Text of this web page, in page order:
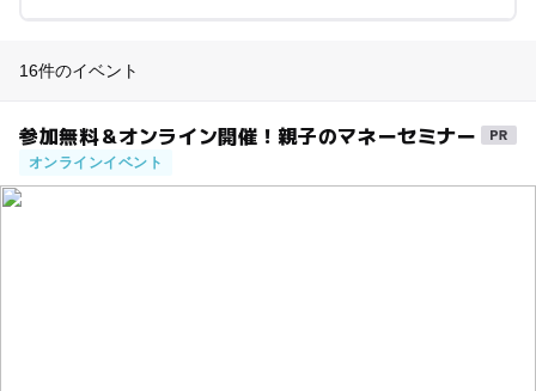
16件のイベント
参加無料＆オンライン開催！親子のマネーセミナー
オンラインイベント